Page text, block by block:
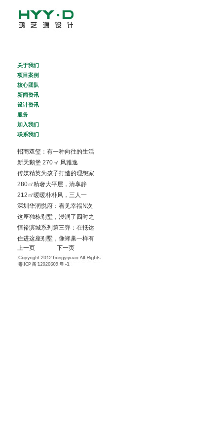
关于我们
Project
项目案例
Creative Team
核心团队
News
新闻资讯
Design News
设计资讯
Services
服务
Join Us
加入我们
Contact Us
联系我们
招商双玺：有一种向往的生活
新天鹅堡 270㎡ 风雅逸
传媒精英为孩子打造的理想家
280㎡精奢大平层，清享静
212㎡暖暖朴朴风，三人一
深圳华润悦府：看见幸福N次
这座独栋别墅，浸润了四时之
恒裕滨城系列第三弹：在抵达
住进这座别墅，像蜂巢一样有
上一页
下一页